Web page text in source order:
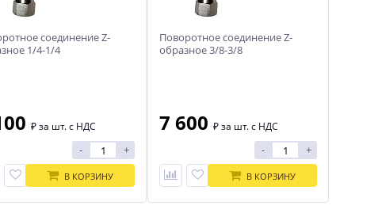
Поворотное соединение Z-
образное 3/8-3/8
7 600 ₽за шт. с НДС
- +
В КОРЗИНУ
соединение Z-
1/4-1/4
₽за шт. с НДС
- +
В КОРЗИНУ